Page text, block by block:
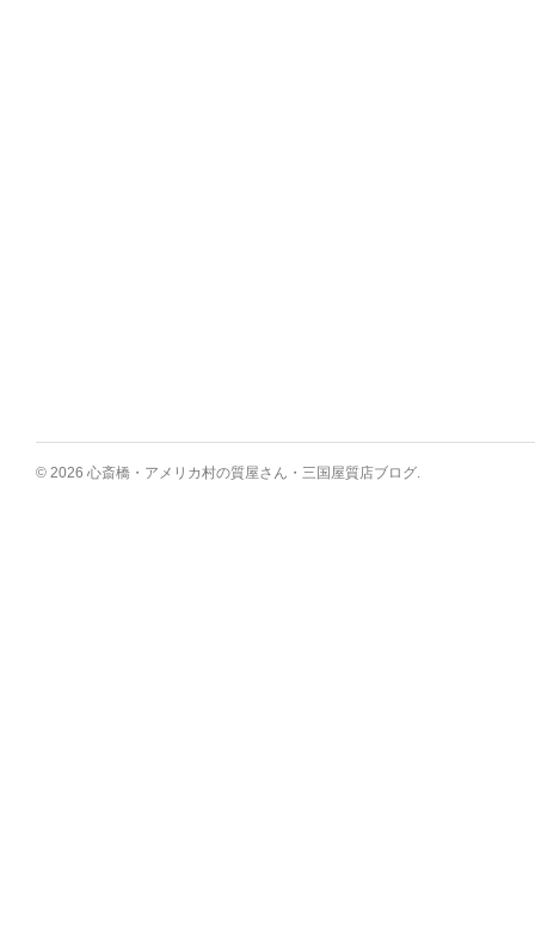
© 2026 心斎橋・アメリカ村の質屋さん・三国屋質店ブログ.